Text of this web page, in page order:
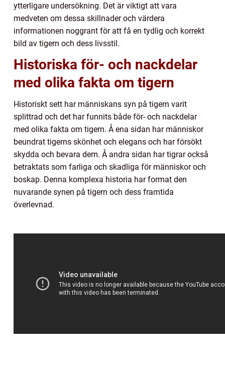
ytterligare undersökning. Det är viktigt att vara
medveten om dessa skillnader och värdera
informationen noggrant för att få en tydlig och korrekt
bild av tigern och dess livsstil.
Historiska för- och nackdelar
med olika fakta om tigern
Historiskt sett har människans syn på tigern varit
splittrad och det har funnits både för- och nackdelar
med olika fakta om tigern. Å ena sidan har människor
beundrat tigerns skönhet och elegans och har försökt
skydda och bevara dem. Å andra sidan har tigrar också
betraktats som farliga och skadliga för människor och
boskap. Denna komplexa historia har format den
nuvarande synen på tigern och dess framtida
överlevnad.